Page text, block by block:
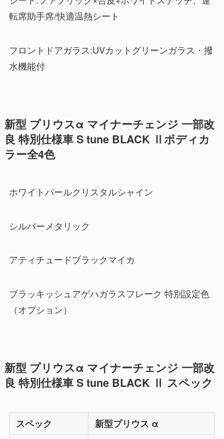
転席助手席/快適温熱シート
フロントドアガラス:UVカットグリーンガラス・撥
水機能付
新型 プリウスα マイナーチェンジ 一部改
良 特別仕様車 S tune BLACK Ⅱボディカ
ラー全4色
ホワイトパールクリスタルシャイン
シルバーメタリック
アティチュードブラックマイカ
ブラッキッシュアゲハガラスフレーク 特別設定色
（オプション）
新型 プリウスα マイナーチェンジ 一部改
良 特別仕様車 S tune BLACK Ⅱ スペック
スペック
新型プリウス α